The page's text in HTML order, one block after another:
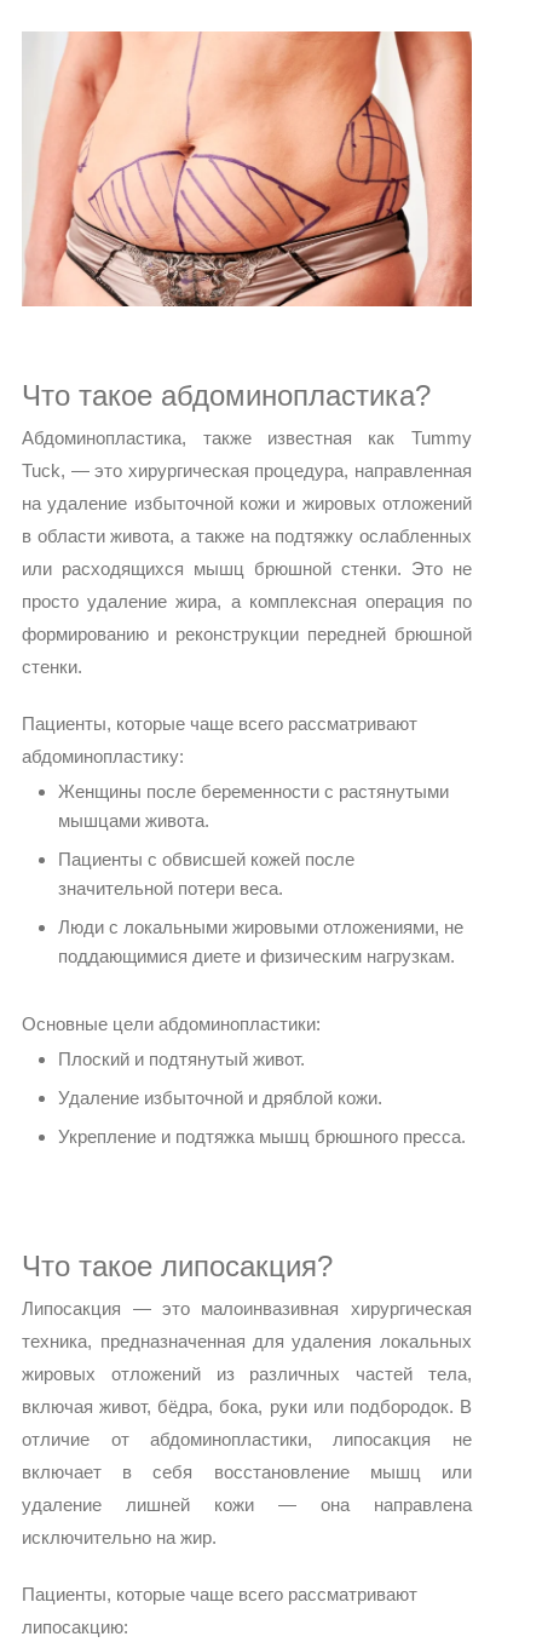
Что такое абдоминопластика?
Абдоминопластика, также известная как Tummy
Tuck, — это хирургическая процедура, направленная
на удаление избыточной кожи и жировых отложений
в области живота, а также на подтяжку ослабленных
или расходящихся мышц брюшной стенки. Это не
просто удаление жира, а комплексная операция по
формированию и реконструкции передней брюшной
стенки.
Пациенты, которые чаще всего рассматривают
абдоминопластику:
Женщины после беременности с растянутыми
мышцами живота.
Пациенты с обвисшей кожей после
значительной потери веса.
Люди с локальными жировыми отложениями, не
поддающимися диете и физическим нагрузкам.
Основные цели абдоминопластики:
Плоский и подтянутый живот.
Удаление избыточной и дряблой кожи.
Укрепление и подтяжка мышц брюшного пресса.
Что такое липосакция?
Липосакция — это малоинвазивная хирургическая
техника, предназначенная для удаления локальных
жировых отложений из различных частей тела,
включая живот, бёдра, бока, руки или подбородок. В
отличие от абдоминопластики, липосакция не
включает в себя восстановление мышц или
удаление лишней кожи — она направлена
исключительно на жир.
Пациенты, которые чаще всего рассматривают
липосакцию: